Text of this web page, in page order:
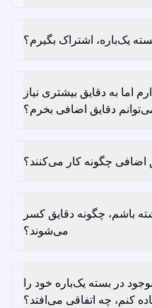
یک‌باره، اشتراک بگیرم؟
اما به دقایق بیشتری نیاز
می‌توانم دقایق اضافی بخرم؟
اضافی چگونه کار می‌کنند؟
باشم، چگونه دقایق کسر
می‌شوند؟
در بسته یک‌باره خود را
کنم، چه اتفاقی می‌افتد؟